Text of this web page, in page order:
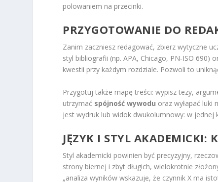
polowaniem na przecinki.
PRZYGOTOWANIE DO
Zanim zaczniesz redagować, zbierz wytyczne
styl bibliografii (np. APA, Chicago, PN‑ISO
kwestii przy każdym rozdziale. Pozwoli to
Przygotuj także mapę treści: wypisz tezy,
utrzymać spójność wywodu oraz wyłapać luki
jest wydruk lub widok dwukolumnowy: w
JĘZYK I STYL AKADEMICKI:
Styl akademicki powinien być precyzyjny,
strony biernej i zbyt długich, wielokrotnie
„analiza wyników wskazuje, że czynnik X ma